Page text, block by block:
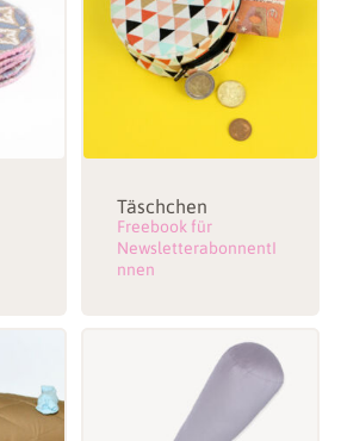
Täschchen
Freebook für
NewsletterabonnentI
nnen